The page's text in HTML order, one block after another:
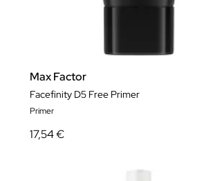
Max Factor
Facefinity D5 Free Primer
Primer
17,54 €